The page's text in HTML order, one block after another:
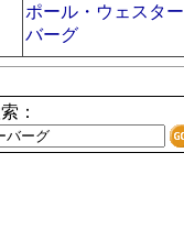
ポール・ウェスター
バーグ
：